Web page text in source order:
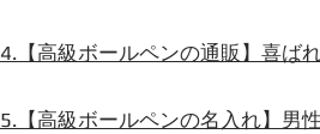
4.【高級ボールペンの通販】喜ば
5.【高級ボールペンの名入れ】男